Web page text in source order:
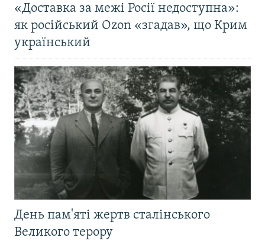
«Доставка за межі Росії недоступна»:
як російський Ozon «згадав», що Крим
український
День пам'яті жертв сталінського
Великого терору